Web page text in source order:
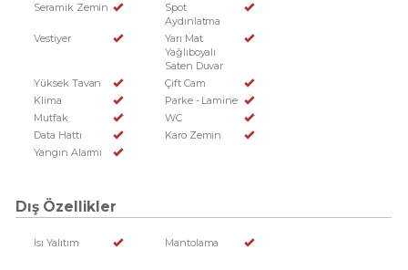
Seramik Zemin
Spot
Aydınlatma
Vestiyer
Yarı Mat
Yağlıboyalı
Saten Duvar
Yüksek Tavan
Çift Cam
Klima
Parke - Lamine
Mutfak
WC
Data Hattı
Karo Zemin
Yangın Alarmı
Dış Özellikler
Isı Yalıtım Mantolama